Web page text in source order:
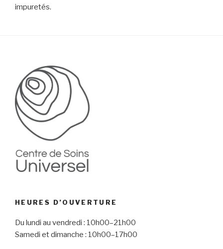
impuretés.
HEURES D’OUVERTURE
Du lundi au vendredi : 10h00–21h00
Samedi et dimanche : 10h00–17h00